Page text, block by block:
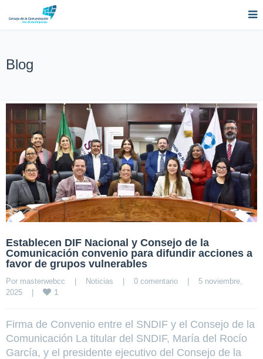
Blog
Establecen DIF Nacional y Consejo de la
Comunicación convenio para difundir acciones a
favor de grupos vulnerables
Por masterwebcc | Noticias | 0 comentario |
5 noviembre,
2025 | 1
Firma de Convenio entre el SNDIF y el Consejo de la
Comunicación La titular del SNDIF, María del Rocío
García, y el presidente ejecutivo del Consejo de la